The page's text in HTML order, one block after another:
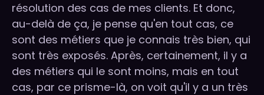
résolution des cas de mes clients. Et donc,
au-delà de ça, je pense qu'en tout cas, ce
sont des métiers que je connais très bien, qui
sont très exposés. Après, certainement, il y a
des métiers qui le sont moins, mais en tout
cas, par ce prisme-là, on voit qu'il y a un très